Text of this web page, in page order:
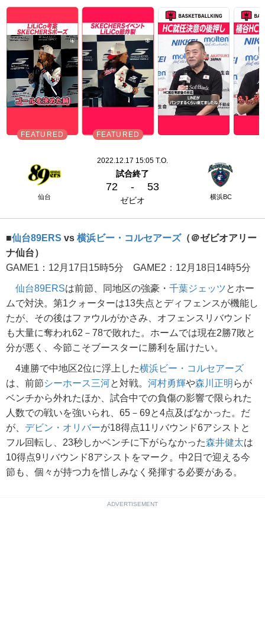
仙台
2022.12.17 15:05 T.O.
試合終了
72 - 53
ゼビオ 横浜BC
■仙台89ERS vs 横浜ビー・コルセアーズ（＠ゼビオアリー
ナ仙台）
GAME1：12月17日15時5分 GAME2：12月18日14時5分
仙台89ERSは前節、同地区の強豪・ 千葉ジェッツとホー
ムで対決。第1クォーターは13失点とディフェンスが機能し
たが、その後はファウルがかさみ、オフェンスリバウンド
も大量に奪われ62－78で敗れた。ホームでは現在2勝7敗と
分が悪く、今節こそブースターに勝利を届けたい。
4連勝で中地区2位に浮上した横浜ビー・コルセアーズ
は、前節シーホース三河と対戦。 河村勇輝や森川正明 らが
ベンチから外れたほか、試合中での負傷の影響で限られた
人数での戦いを強いられ、65－69と4点及ばなかった。だ
が、 デビン・オリバーが18得点11リバウンド6アシストと
フル回転し、23秒しかベンチに下がらなかった森井健太は
10得点9リバウンド8アシストをマーク。中2日で迎える今
節も、個々が持つ力を惜しみなく発揮する必要がある。
ADVERTISEMENT